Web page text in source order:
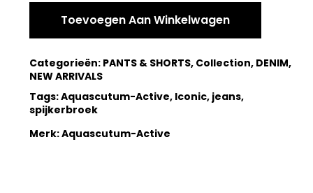
Toevoegen Aan Winkelwagen
Categorieën: PANTS & SHORTS, Collection, DENIM,
NEW ARRIVALS
Tags:Aquascutum-Active, Iconic, jeans,
spijkerbroek
Merk:Aquascutum-Active